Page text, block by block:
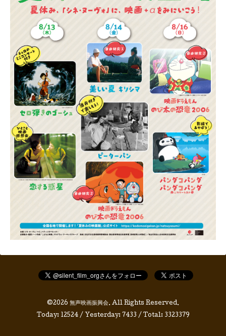
©2026 無声映画振興会. All Rights Reserved.
Today: 12524/ Yesterday: 7433 / Total: 3323379